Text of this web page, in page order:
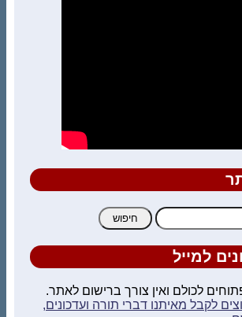
למייל
לכולם ואין צורך ברישום לאתר.
לקבל מאיתנו דברי תורה ועדכונים,